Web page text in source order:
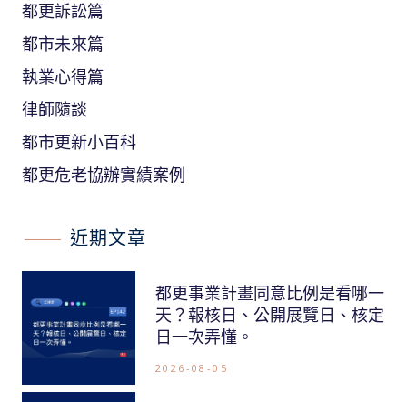
都更訴訟篇
都市未來篇
執業心得篇
律師隨談
都市更新小百科
都更危老協辦實績案例
近期文章
都更事業計畫同意比例是看哪一
天？報核日、公開展覽日、核定
日一次弄懂。
2026-08-05